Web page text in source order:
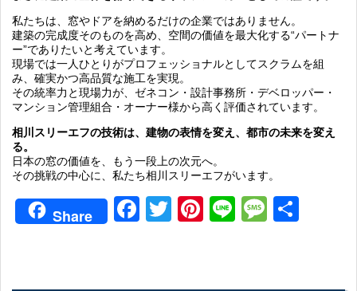
私たちは、窓やドアを納めるだけの企業ではありません。
建築の完成度そのものを高め、空間の価値を最大化する“パートナ
ー”でありたいと考えています。
現場では一人ひとりがプロフェッショナルとしてスクラムを組
み、確実かつ高品質な施工を実現。
その統率力と現場力が、ゼネコン・設計事務所・デベロッパー・
マンション管理組合・オーナー様から高く評価されています。
相川スリーエフの技術は、建物の表情を変え、都市の未来を変え
る。
日本の窓の価値を、もう一段上の次元へ。
その挑戦の中心に、私たち相川スリーエフがいます。
Share Facebook
TwitterPinterest
Line